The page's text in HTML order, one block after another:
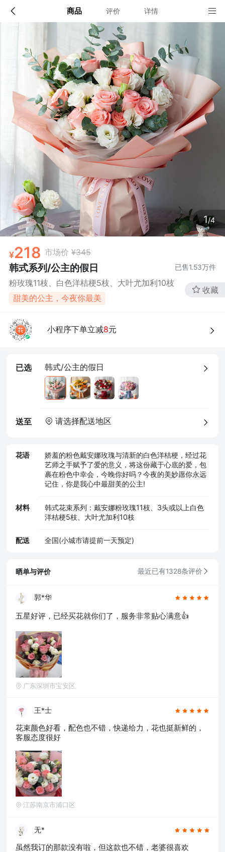
商品 评价 详情
1/4
218 市场价 ¥345
韩式系列/公主的假日 已售1.53万件
粉玫瑰11枝、白色洋桔梗5枝、大叶尤加利10枝
甜美的公主，今夜你最美
收藏
小程序下单立减8元
已选 韩式/公主的假日
送至 请选择配送地区
花语
娇羞的粉色戴安娜玫瑰与清新的白色洋桔梗，经过花
艺师之手赋予了爱的意义，将这份藏于心底的爱，包
裹在粉色中幸会，今晚你好吗？今夜的美妙愿你永远
记住，你是我心中最甜美的公主!
材料
韩式花束系列：戴安娜粉玫瑰11枝、3头或以上白色
洋桔梗5枝、大叶尤加利10枝
配送 全国(小城市请提前一天预定)
配送说明
全国(小城市请提前一天预定)
确定
店铺信息
该地区暂无配送门店
确定
晒单与评价 最近已有1328条评价
郭*华
五星好评，已经买花就你们了，服务非常贴心满意👍
广东深圳市宝安区
王*士
花束颜色好看，配色也不错，快递给力，花也挺新鲜的，
客服态度很好
江苏南京市浦口区
无*
虽然我订的那款没有啦，但这款也不错，老婆很喜欢